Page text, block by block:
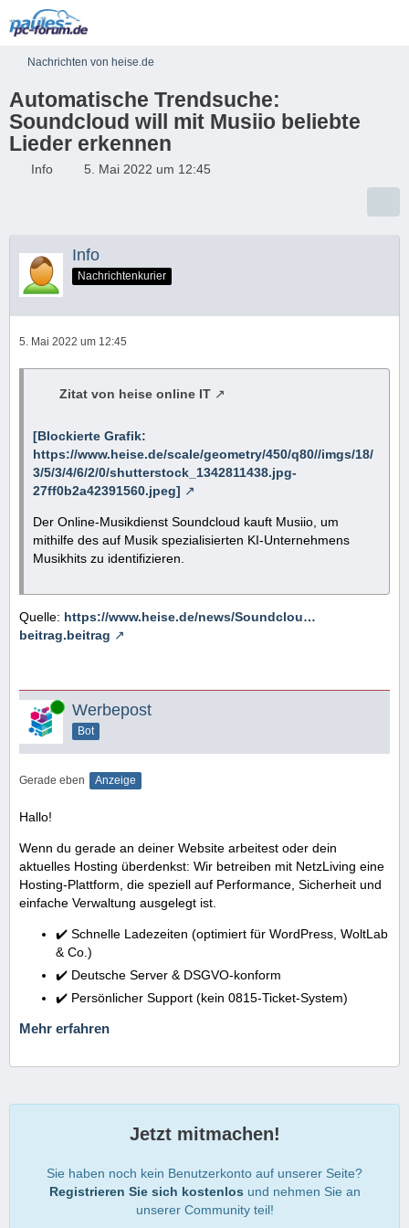
Nachrichten von heise.de
Automatische Trendsuche:
Soundcloud will mit Musiio beliebte
Lieder erkennen
Info 5. Mai 2022 um 12:45
Info
Nachrichtenkurier
5. Mai 2022 um 12:45
Zitat von heise online IT
[Blockierte Grafik:
https://www.heise.de/scale/geometry/450/q80//imgs/18/
3/5/3/4/6/2/0/shutterstock_1342811438.jpg-
27ff0b2a42391560.jpeg]
Der Online-Musikdienst Soundcloud kauft Musiio, um
mithilfe des auf Musik spezialisierten KI-Unternehmens
Musikhits zu identifizieren.
Quelle: https://www.heise.de/news/Soundclou…
beitrag.beitrag
Online Werbepost
Bot
Gerade eben Anzeige
Hallo!
Wenn du gerade an deiner Website arbeitest oder dein
aktuelles Hosting überdenkst: Wir betreiben mit NetzLiving eine
Hosting-Plattform, die speziell auf Performance, Sicherheit und
einfache Verwaltung ausgelegt ist.
✔️ Schnelle Ladezeiten (optimiert für WordPress, WoltLab
& Co.)
✔️ Deutsche Server & DSGVO-konform
✔️ Persönlicher Support (kein 0815-Ticket-System)
Mehr erfahren
Jetzt mitmachen!
Sie haben noch kein Benutzerkonto auf unserer Seite?
Registrieren Sie sich kostenlos und nehmen Sie an
unserer Community teil!